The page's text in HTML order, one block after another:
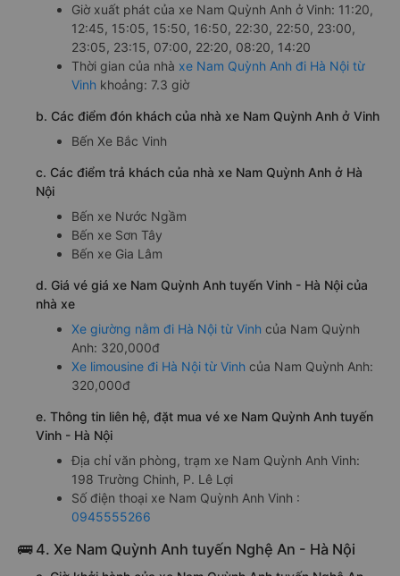
Giờ xuất phát của xe Nam Quỳnh Anh ở Vinh: 11:20,
12:45, 15:05, 15:50, 16:50, 22:30, 22:50, 23:00,
23:05, 23:15, 07:00, 22:20, 08:20, 14:20
Thời gian của nhà xe Nam Quỳnh Anh đi Hà Nội từ
Vinh khoảng: 7.3 giờ
b. Các điểm đón khách của nhà xe Nam Quỳnh Anh ở Vinh
Bến Xe Bắc Vinh
c. Các điểm trả khách của nhà xe Nam Quỳnh Anh ở Hà
Nội
Bến xe Nước Ngầm
Bến xe Sơn Tây
Bến xe Gia Lâm
d. Giá vé giá xe Nam Quỳnh Anh tuyến Vinh - Hà Nội của
nhà xe
Xe giường nằm đi Hà Nội từ Vinh của Nam Quỳnh
Anh: 320,000đ
Xe limousine đi Hà Nội từ Vinh của Nam Quỳnh Anh:
320,000đ
e. Thông tin liên hệ, đặt mua vé xe Nam Quỳnh Anh tuyến
Vinh - Hà Nội
Địa chỉ văn phòng, trạm xe Nam Quỳnh Anh Vinh:
198 Trường Chinh, P. Lê Lợi
Số điện thoại xe Nam Quỳnh Anh Vinh :
0945555266
🚌 4. Xe Nam Quỳnh Anh tuyến Nghệ An - Hà Nội